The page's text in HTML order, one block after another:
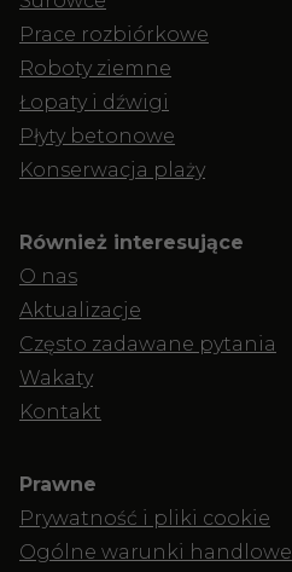
Prace rozbiórkowe
Roboty ziemne
Łopaty i dźwigi
Płyty betonowe
Konserwacja plaży
Również interesujące
O nas
Aktualizacje
Często zadawane pytania
Wakaty
Kontakt
Prawne
Prywatność i pliki cookie
Ogólne warunki handlowe